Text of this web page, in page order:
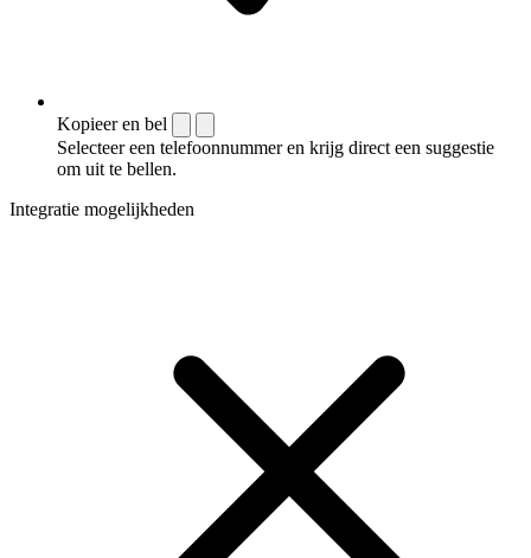
Kopieer en bel
Selecteer een telefoonnummer en krijg direct een suggestie
om uit te bellen.
Integratie mogelijkheden